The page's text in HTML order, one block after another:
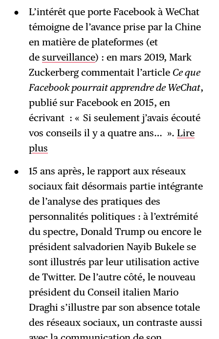
L’intérêt que porte Facebook à WeChat
témoigne de l’avance prise par la Chine
en matière de plateformes (et
de surveillance) : en mars 2019, Mark
Zuckerberg commentait l’article Ce que
Facebook pourrait apprendre de WeChat,
publié sur Facebook en 2015, en
écrivant : « Si seulement j’avais écouté
vos conseils il y a quatre ans… ». Lire
plus
15 ans après, le rapport aux réseaux
sociaux fait désormais partie intégrante
de l’analyse des pratiques des
personnalités politiques : à l’extrémité
du spectre, Donald Trump ou encore le
président salvadorien Nayib Bukele se
sont illustrés par leur utilisation active
de Twitter. De l’autre côté, le nouveau
président du Conseil italien Mario
Draghi s’illustre par son absence totale
des réseaux sociaux, un contraste aussi